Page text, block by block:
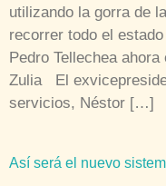
utilizando la gorra de
recorrer todo el
Pedro Tellechea
Zulia El
servicios, Néstor […]
Así será el nuevo